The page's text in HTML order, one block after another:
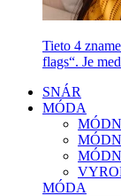
Tieto 4
flags“. Je
SNÁR
MÓDA
MÓDA